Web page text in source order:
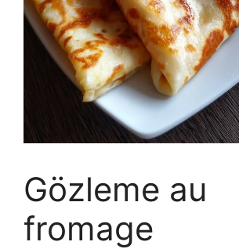
Gözleme au
fromage